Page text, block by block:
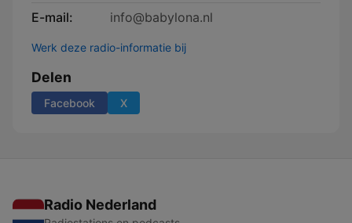
E-mail:
info@babylona.nl
Werk deze radio-informatie bij
Delen
Facebook X
Radio Nederland